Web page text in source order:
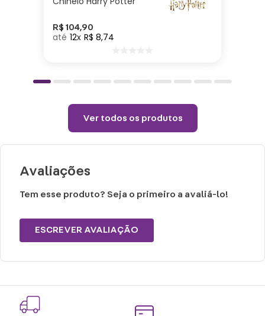
Não colocar o produto na geladeira ou
congelador.
Choques ou quedas podem danificar o
Lavar com água, esponja macia e sabão
Não vai á lava-louças e nem ao micro-
Não utilizar produtos químicos ou
R$ 104,90
12 R$ 8,74
Ver todos os produtos
Avaliações
Tem esse produto? Seja o primeiro a avaliá-lo!
ESCREVER AVALIAÇÃO